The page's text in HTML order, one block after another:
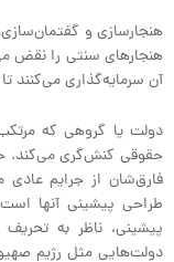
هنجارسازی و
هنجارهای سنتی را نقض
آن سرمایه‌گذاری می‌کنند
دولت یا گروهی که
حقوقی کنش‌گری می‌کند.
فارق‌شان از جرایم
طراحی پیشینی آنها
پیشینی، ناظر به
دولت‌هایی مثل رژیم